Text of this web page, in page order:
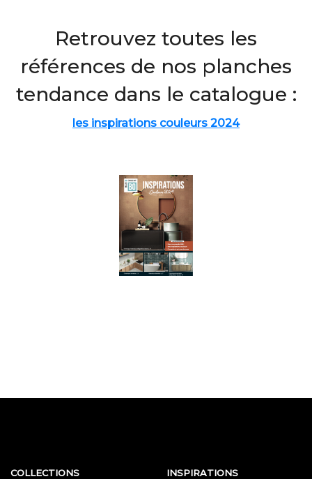
Retrouvez toutes les
références de nos planches
tendance dans le catalogue :
les inspirations couleurs 2024
COLLECTIONS INSPIRATIONS